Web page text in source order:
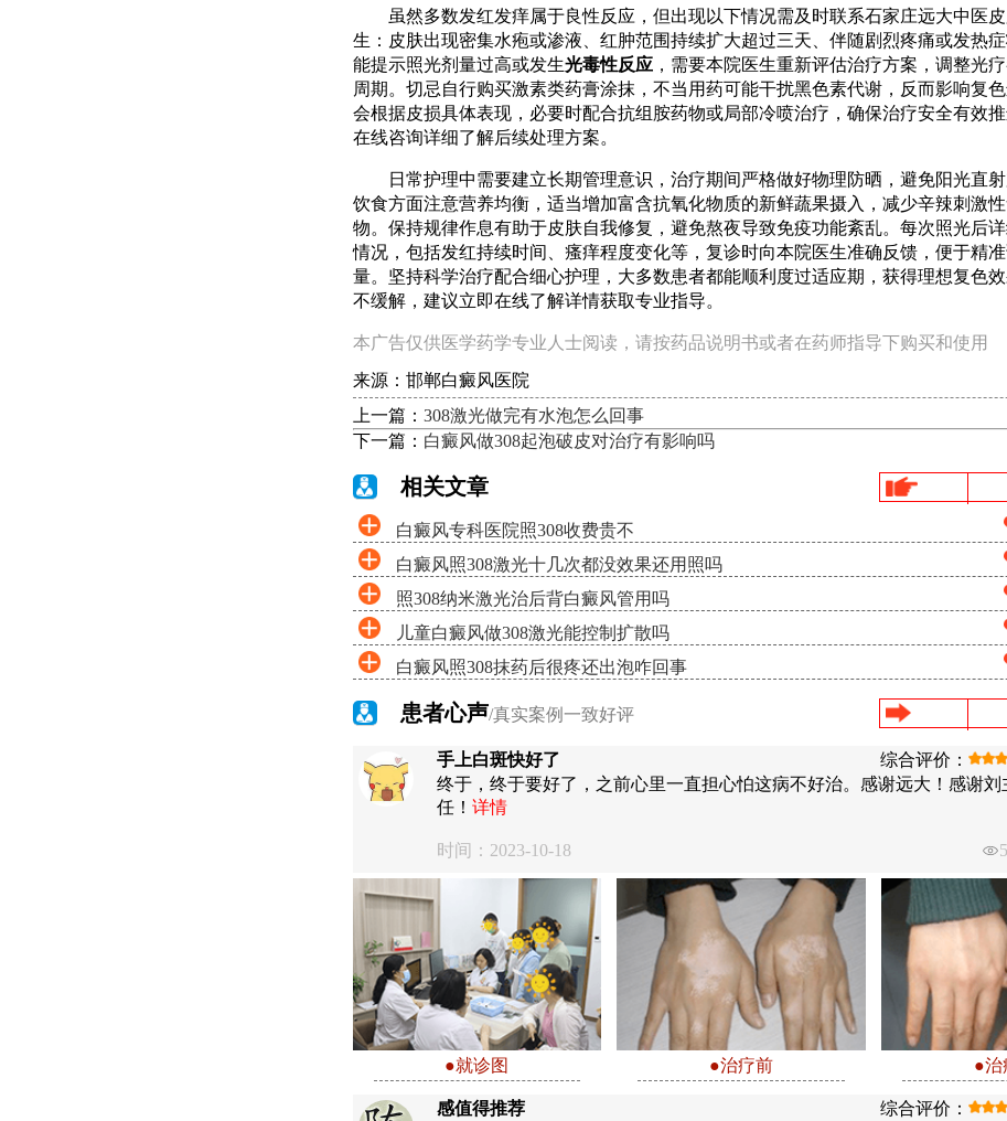
虽然多数发红发痒属于良性反应，但出现以下情况需及时联系石家庄远大中医
生：皮肤出现密集水疱或渗液、红肿范围持续扩大超过三天、伴随剧烈疼痛或发热
能提示照光剂量过高或发生光毒性反应，需要本院医生重新评估治疗方案，调整光
周期。切忌自行购买激素类药膏涂抹，不当用药可能干扰黑色素代谢，反而影响复
会根据皮损具体表现，必要时配合抗组胺药物或局部冷喷治疗，确保治疗安全有效
在线咨询详细了解后续处理方案。
日常护理中需要建立长期管理意识，治疗期间严格做好物理防晒，避免阳光直射
饮食方面注意营养均衡，适当增加富含抗氧化物质的新鲜蔬果摄入，减少辛辣刺激
物。保持规律作息有助于皮肤自我修复，避免熬夜导致免疫功能紊乱。每次照光后
情况，包括发红持续时间、瘙痒程度变化等，复诊时向本院医生准确反馈，便于精
量。坚持科学治疗配合细心护理，大多数患者都能顺利度过适应期，获得理想复色
不缓解，建议立即在线了解详情获取专业指导。
本广告仅供医学药学专业人士阅读，请按药品说明书或者在药师指导下购买和使用
来源：邯郸白癜风医院
上一篇： 308激光做完有水泡怎么回事
下一篇： 白癜风做308起泡破皮对治疗有影响吗
相关文章
白癜风专科医院照308收费贵不
白癜风照308激光十几次都没效果还用照吗
照308纳米激光治后背白癜风管用吗
儿童白癜风做308激光能控制扩散吗
白癜风照308抹药后很疼还出泡咋回事
患者心声/真实案例一致好评
手上白斑快好了
综合评价：
终于，终于要好了，之前心里一直担心怕这病不好治。感谢远大！感谢刘
任！ 详情
时间：2023-10-18
●就诊图 ●治疗前 ●治
感值得推荐
综合评价：